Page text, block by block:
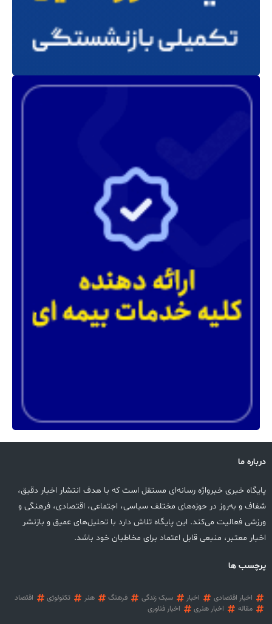
درباره ما
پایگاه خبری خبرواژه رسانه‌ای مستقل است که با هدف انتشار اخبار دقیق،
شفاف و به‌روز در حوزه‌های مختلف سیاسی، اجتماعی، اقتصادی، فرهنگی و
ورزشی فعالیت می‌کند. این پایگاه تلاش دارد با تحلیل‌های عمیق و بازنشر
اخبار معتبر، منبعی قابل اعتماد برای مخاطبان خود باشد.
پرچسب ها
اخبار اقتصادی اخبار سبک زندگی فرهنگ هنر تکنولوژی
اقتصاد
مقاله
اخبار هنری اخبار فناوری